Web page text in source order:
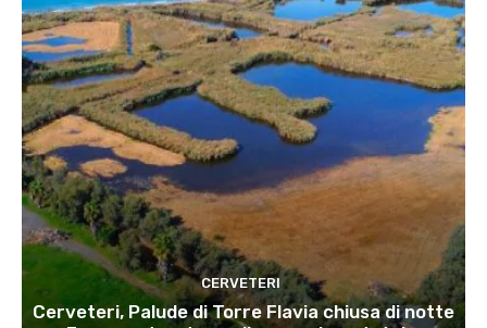
CERVETERI
Cerveteri, Palude di Torre Flavia chiusa di notte